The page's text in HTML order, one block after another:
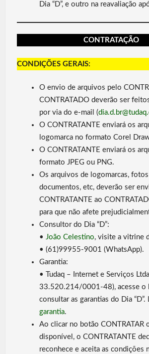
Dia “D”, e outro na reavaliação
CONTRATAÇÃO
CONDIÇÕES GERAIS:
O envio de arquivos pelo
CONTRATADO deverão ser
por via do e-mail (
O CONTRATANTE enviará os
logomarca no formato Corel
O CONTRATANTE enviará os
formato JPEG ou PNG.
Os arquivos de logomarcas,
documentos, etc, deverão ser
CONTRATANTE ao
para que não afete
Consultor do Dia “D”:
• João Celestino, visite a vitrine
• (61)99955-9001 (WhatsApp).
Garantia:
• Tudaq – Internet e Serviços
33.520.214/0001-48), acesse o
consultar as garantias do Dia “D”.
garantia.
Ao clicar no botão CONTRATAR
disponível, o CONTRATANTE
reconhece e aceita as condições